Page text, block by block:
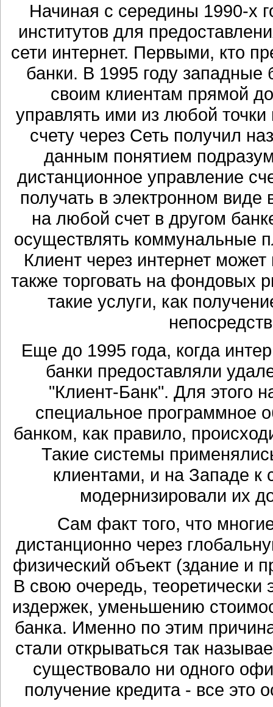
Начиная с середины 1990-х
институтов для
сети интернет. Первыми, кто
банки. В 1995 году западные
своим клиентам прямой
управлять ими из любой точки
счету через Сеть получил
данным понятием
дистанционное управление
получать в электронном виде
на любой счет в другом
осуществлять коммунальные
Клиент через интернет
также торговать на фондовых
такие услуги, как
Еще до 1995 года, когда
банки предоставляли
"Клиент-Банк". Для этого
специальное программное
банком, как правило,
Такие системы
клиентами, и на Западе к
модернизировали их
Сам факт того, что
дистанционно через
физический объект (здание и
В свою очередь,
издержек, уменьшению
банка. Именно по этим
стали открываться так
существовало ни одного
получение кредита - все это